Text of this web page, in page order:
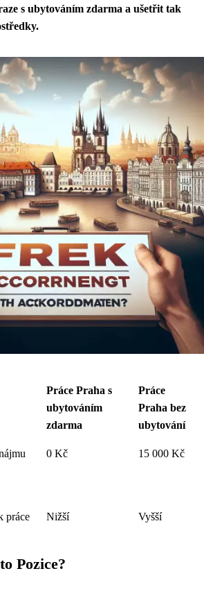
s ubytováním zdarma a ušetřit tak
Práce Praha s
ubytováním
zdarma
Práce
Praha bez
ubytování
0 Kč 15 000 Kč
práce Nižší Vyšší
Pozice?